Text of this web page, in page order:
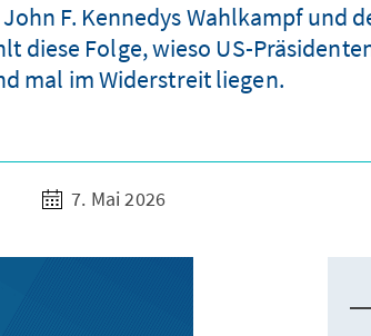
F. Kennedys Wahlkampf und
Folge, wieso US-
mal im Widerstreit liegen.
7. Mai 2026